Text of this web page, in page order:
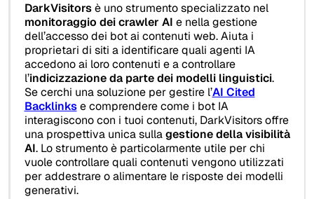
DarkVisitorsè uno strumento specializzato nel
monitoraggio dei crawler AI e nella gestione
dell’accesso dei bot ai contenuti web. Aiuta i
proprietari di siti a identificare quali agenti IA
accedono ai loro contenuti e a controllare
l’indicizzazione da parte dei modelli linguistici.
Se cerchi una soluzione per gestire l’AI Cited
Backlinkse comprendere come i bot IA
interagiscono con i tuoi contenuti, DarkVisitors offre
una prospettiva unica sullagestione della visibilità
AI. Lo strumento è particolarmente utile per chi
vuole controllare quali contenuti vengono utilizzati
per addestrare o alimentare le risposte dei modelli
generativi.